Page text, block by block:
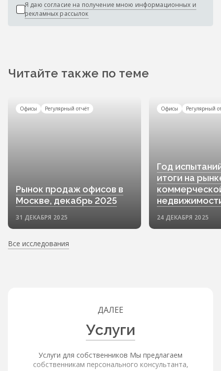
Я даю согласие на получение мною информационных и
рекламных рассылок
Читайте также по теме
Офисы Регулярный отчёт
Рынок продаж офисов в
Москве, декабрь 2025
31 ДЕКАБРЯ 2025
Офисы Регулярный
Год
итоги на
24 ДЕКАБРЯ 2025
Все исследования
ДАЛЕЕ
Услуги
Услуги для собственников Мы предлагаем
собственникам персонального консультанта,